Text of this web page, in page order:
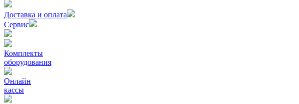
Доставка и оплата
Сервис
Комплекты
оборудования
Онлайн
кассы